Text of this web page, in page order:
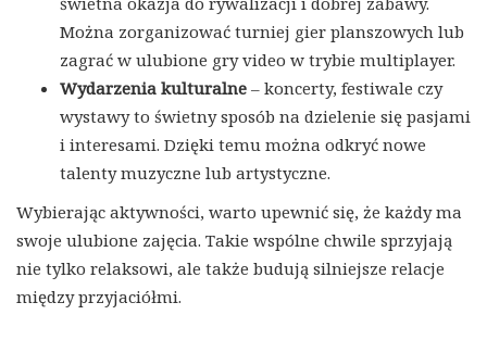
Można zorganizować turniej gier planszowych lub
zagrać w ulubione gry video w trybie multiplayer.
Wydarzenia kulturalne – koncerty, festiwale czy
wystawy to świetny sposób na dzielenie się pasjami
i interesami. Dzięki temu można odkryć nowe
talenty muzyczne lub artystyczne.
Wybierając aktywności, warto upewnić się, że każdy ma
swoje ulubione zajęcia. Takie wspólne chwile sprzyjają
nie tylko relaksowi, ale także budują silniejsze relacje
między przyjaciółmi.